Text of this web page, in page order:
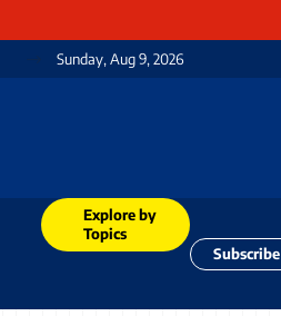
Sunday, Aug 9, 2026
Explore by
Topics
Subscribe